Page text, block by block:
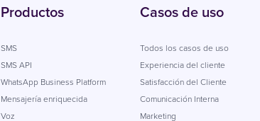
Productos
SMS
SMS API
WhatsApp Business Platform
Mensajería enriquecida
Voz
Casos de uso
Todos los casos de uso
Experiencia del cliente
Satisfacción del Cliente
Comunicación Interna
Marketing